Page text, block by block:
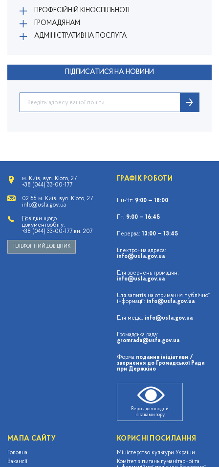
ПРОФЕСІЙНІЙ КІНОСПІЛЬНОТІ
ГРОМАДЯНАМ
АДМІНІСТРАТИВНА ПОСЛУГА
ПІДПИСАТИСЯ НА НОВИНИ
м. Київ, вул. Кіото, 27
+38 (044) 33-00-177
02156 м. Київ, вул. Кіото, 27
info@usfa.gov.ua
Довідки щодо
документообігу:
+38 (044) 33-00-177 вн. 207
ТЕЛЕФОННИЙ ДОВІДНИК
ГРАФІК РОБОТИ
Пн-Чт: 9:00 — 18:00
Пт: 9:00 — 16:45
Перерва: 13:00 — 13:45
Електронна адреса:
info@usfa.gov.ua
Для звернень громадян:
info@usfa.gov.ua
Для запитів на отримання публічної
інформації: info@usfa.gov.ua
Для медіа: info@usfa.gov.ua
Громадська рада:
gromrada@usfa.gov.ua
Форма подання ініціативи /
звернення до Громадської Ради
при Держкіно
Версія для людей
із вадами зору
МАПА САЙТУ
Головна
Вакансії
КОРИСНІ ПОСИЛАННЯ
Міністерство культури України
Комітет з питань гуманітарної та